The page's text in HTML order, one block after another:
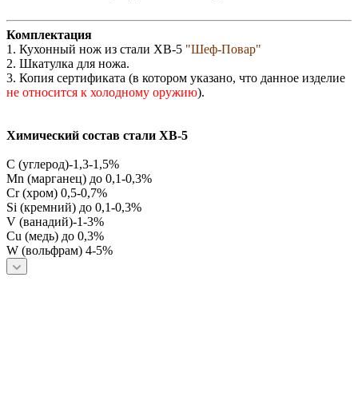
Комплектация
1. Кухонный нож из стали ХВ-5 "Шеф-Повар"
2. Шкатулка для ножа.
3. Копия сертификата (в котором указано, что данное изделие
не относится к холодному оружию).
Химический состав стали ХВ-5
C (углерод)-1,3-1,5%
Mn (марганец) до 0,1-0,3%
Cr (хром) 0,5-0,7%
Si (кремний) до 0,1-0,3%
V (ванадий)-1-3%
Cu (медь) до 0,3%
W (вольфрам) 4-5%